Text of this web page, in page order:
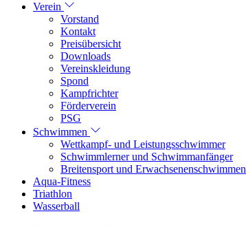
Verein
Vorstand
Kontakt
Preisübersicht
Downloads
Vereinskleidung
Spond
Kampfrichter
Förderverein
PSG
Schwimmen
Wettkampf- und Leistungsschwimmer
Schwimmlerner und Schwimmanfänger
Breitensport und Erwachsenenschwimmen
Aqua-Fitness
Triathlon
Wasserball